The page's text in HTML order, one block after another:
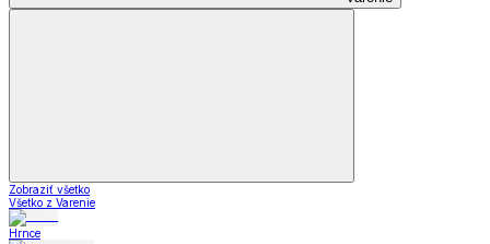
Zobraziť všetko
Všetko z Varenie
Hrnce